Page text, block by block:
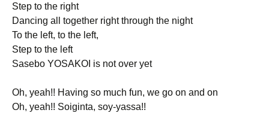
Step to the right
Dancing all together right through the night
To the left, to the left,
Step to the left
Sasebo YOSAKOI is not over yet
Oh, yeah!! Having so much fun, we go on and on
Oh, yeah!! Soiginta, soy-yassa!!